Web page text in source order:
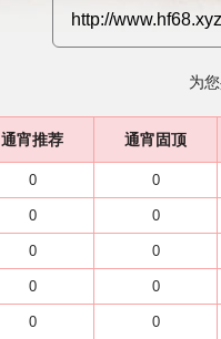
为
通宵推荐 通宵固顶
0 0
0 0
0 0
0 0
0 0